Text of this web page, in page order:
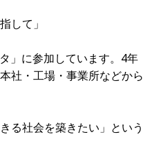
して」
」に参加しています。4年
社・工場・事業所などから
る社会を築きたい」という